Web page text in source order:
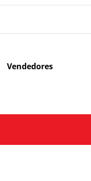
Vendedores